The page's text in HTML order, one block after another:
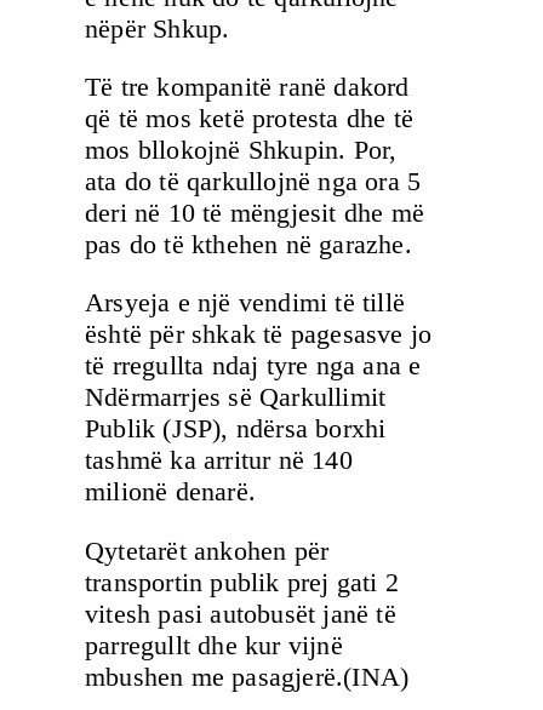
nëpër Shkup.
Të tre kompanitë ranë dakord
që të mos ketë protesta dhe të
mos bllokojnë Shkupin. Por,
ata do të qarkullojnë nga ora 5
deri në 10 të mëngjesit dhe më
pas do të kthehen në garazhe.
Arsyeja e një vendimi të tillë
është për shkak të pagesasve jo
të rregullta ndaj tyre nga ana e
Ndërmarrjes së Qarkullimit
Publik (JSP), ndërsa borxhi
tashmë ka arritur në 140
milionë denarë.
Qytetarët ankohen për
transportin publik prej gati 2
vitesh pasi autobusët janë të
parregullt dhe kur vijnë
mbushen me pasagjerë.(INA)